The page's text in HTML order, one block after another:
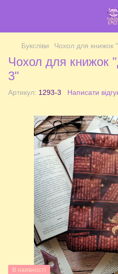
Буксліви Чохол для книжок
Чохол для книжок
3"
Артикул: 1293-3 Написати
В наявності